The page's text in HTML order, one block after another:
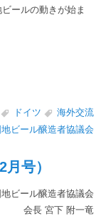
ールの動きが始ま
ドイツ
海外交流
ビール醸造者協議会
号）
ビール醸造者協議会
会長 宮下 附一竜